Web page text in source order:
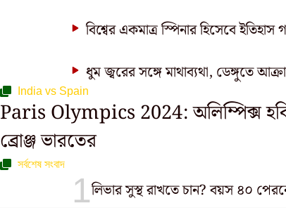
বিশ্বের একমাত্র স্পিনার হিসেবে
ধুম জ্বরের সঙ্গে মাথাব্যথা, ডেঙ্গুতে
India vs Spain
Paris Olympics 2024: অলিম্পিক্স
ব্রোঞ্জ ভারতের
সর্বশেষ সংবাদ
লিভার সুস্থ রাখতে চান? বয়স ৪০